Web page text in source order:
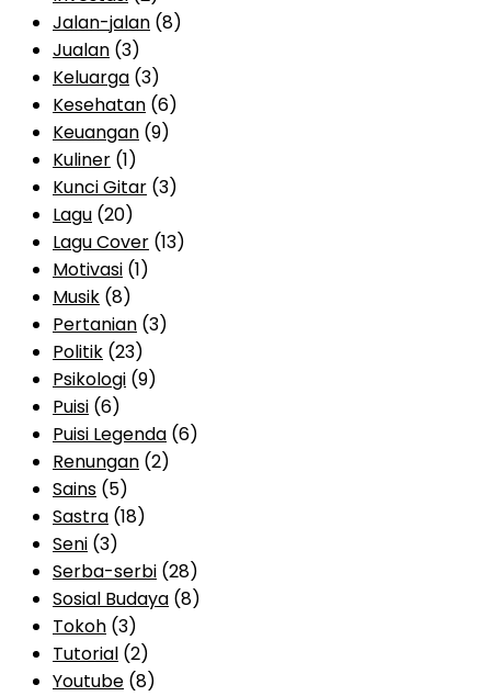
Jalan-jalan (8)
Jualan (3)
Keluarga (3)
Kesehatan (6)
Keuangan (9)
Kuliner (1)
Kunci Gitar (3)
Lagu (20)
Lagu Cover (13)
Motivasi (1)
Musik (8)
Pertanian (3)
Politik (23)
Psikologi (9)
Puisi (6)
Puisi Legenda (6)
Renungan (2)
Sains (5)
Sastra (18)
Seni (3)
Serba-serbi (28)
Sosial Budaya (8)
Tokoh (3)
Tutorial (2)
Youtube (8)